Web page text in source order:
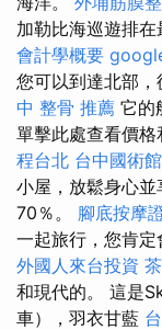
加勒比海巡遊排在
會計學概要
您可以到達北部，
中 整骨 推薦 它的
單擊此處查看價格
程台北 台中國術
小屋，放鬆身心
70％。 腳底按摩
一起旅行，您肯定
外國人來台投資
和現代的。 這是
車），羽衣甘藍